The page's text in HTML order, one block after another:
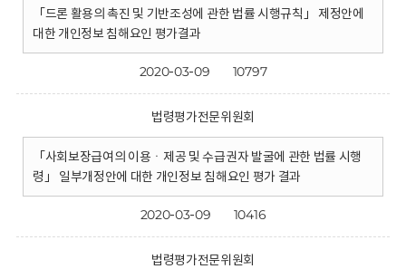
「드론 활용의 촉진 및 기반조성에 관한 법률 시행규칙」 제정안에
대한 개인정보 침해요인 평가결과
2020-03-09 10797
법령평가전문위원회
「사회보장급여의 이용ㆍ제공 및 수급권자 발굴에 관한 법률 시행
령」 일부개정안에 대한 개인정보 침해요인 평가 결과
2020-03-09 10416
법령평가전문위원회